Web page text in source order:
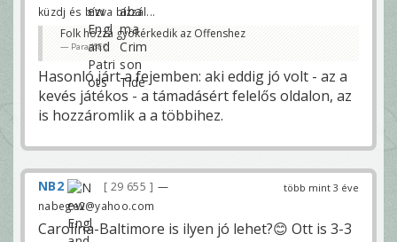
küzdj és bízva bízzál...
Folk hozzá gyökérkedik az Offenshez
ParadSEC
Hasonló járt a fejemben: aki eddig jó volt - az a
kevés játékos - a támadásért felelős oldalon, az
is hozzáromlik a a többihez.
több mint 3 éve
NB2 29 655
—
nabege2@yahoo.com
Carolina-Baltimore is ilyen jó lehet?😊 Ott is 3-3